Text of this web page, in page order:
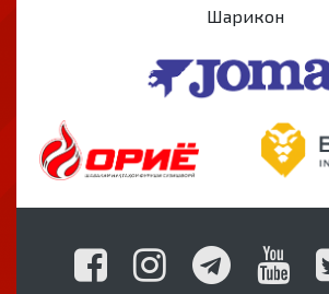
Шарикон